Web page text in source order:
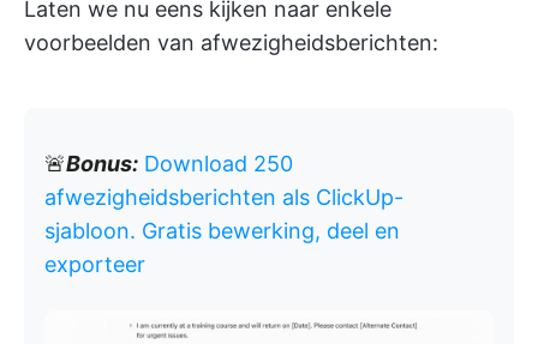
Laten we nu eens kijken naar enkele
voorbeelden van afwezigheidsberichten:
🚨Bonus: Download 250
afwezigheidsberichten als ClickUp-
sjabloon. Gratis bewerking, deel en
exporteer